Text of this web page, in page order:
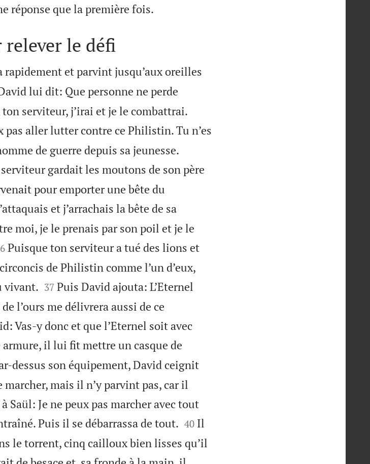
réponse que la première fois.
relever le défi
rapidement et parvint jusqu’aux oreilles
lui dit: Que personne ne perde
serviteur, j’irai et je le combattrai.
aller lutter contre ce Philistin. Tu n’es
de guerre depuis sa jeunesse.
gardait les moutons de son père
pour emporter une bête du
et j’arrachais la bête de sa
moi, je le prenais par son poil et je le
Puisque ton serviteur a tué des lions et
de Philistin comme l’un d’eux,
vivant.
37 Puis David ajouta: L’Eternel
l’ours me délivrera aussi de ce
Vas-y donc et que l’Eternel soit avec
il lui fit mettre un casque de
dessus son équipement, David ceignit
marcher, mais il n’y parvint pas, car il
Saül: Je ne peux pas marcher avec tout
Puis il se débarrassa de tout.
40 Il
le torrent, cinq cailloux bien lisses qu’il